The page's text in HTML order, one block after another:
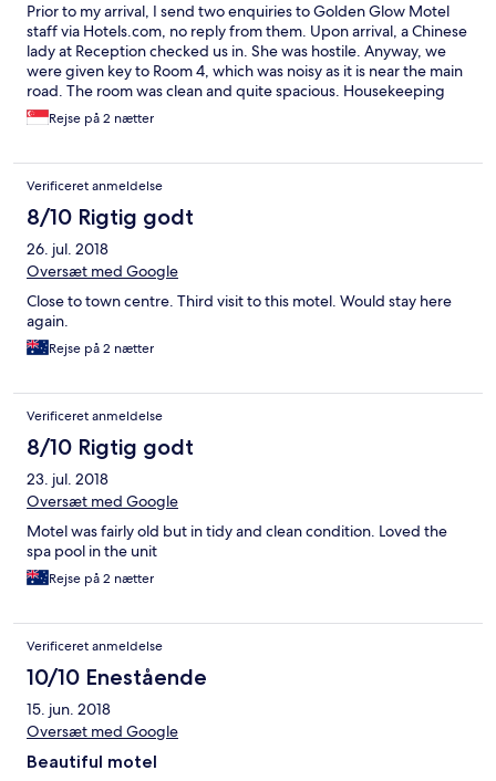
Prior to my arrival, I send two enquiries to Golden Glow Motel
staff via Hotels.com, no reply from them. Upon arrival, a Chinese
lady at Reception checked us in. She was hostile. Anyway, we
were given key to Room 4, which was noisy as it is near the main
road. The room was clean and quite spacious. Housekeeping
cleans room on daily basis. For the price we paid, it was relatively
ok.
Rejse på 2 nætter
Verificeret anmeldelse
8/10 Rigtig godt
26. jul. 2018
Oversæt med Google
Close to town centre. Third visit to this motel. Would stay here
again.
Rejse på 2 nætter
Verificeret anmeldelse
8/10 Rigtig godt
23. jul. 2018
Oversæt med Google
Motel was fairly old but in tidy and clean condition. Loved the
spa pool in the unit
Rejse på 2 nætter
Verificeret anmeldelse
10/10 Enestående
15. jun. 2018
Oversæt med Google
Beautiful motel